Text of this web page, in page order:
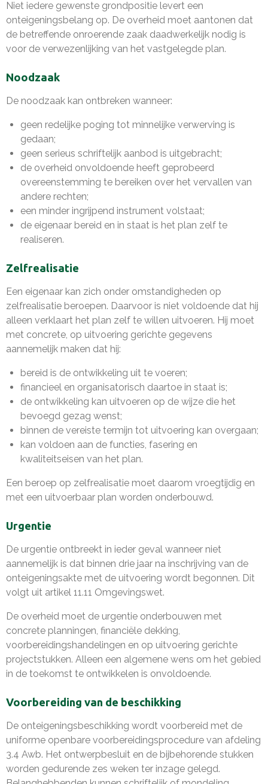
Niet iedere gewenste grondpositie levert een
onteigeningsbelang op. De overheid moet aantonen dat
de betreffende onroerende zaak daadwerkelijk nodig is
voor de verwezenlijking van het vastgelegde plan.
Noodzaak
De noodzaak kan ontbreken wanneer:
geen redelijke poging tot minnelijke verwerving is
gedaan;
geen serieus schriftelijk aanbod is uitgebracht;
de overheid onvoldoende heeft geprobeerd
overeenstemming te bereiken over het vervallen van
andere rechten;
een minder ingrijpend instrument volstaat;
de eigenaar bereid en in staat is het plan zelf te
realiseren.
Zelfrealisatie
Een eigenaar kan zich onder omstandigheden op
zelfrealisatie beroepen. Daarvoor is niet voldoende dat hij
alleen verklaart het plan zelf te willen uitvoeren. Hij moet
met concrete, op uitvoering gerichte gegevens
aannemelijk maken dat hij:
bereid is de ontwikkeling uit te voeren;
financieel en organisatorisch daartoe in staat is;
de ontwikkeling kan uitvoeren op de wijze die het
bevoegd gezag wenst;
binnen de vereiste termijn tot uitvoering kan overgaan;
kan voldoen aan de functies, fasering en
kwaliteitseisen van het plan.
Een beroep op zelfrealisatie moet daarom vroegtijdig en
met een uitvoerbaar plan worden onderbouwd.
Urgentie
De urgentie ontbreekt in ieder geval wanneer niet
aannemelijk is dat binnen drie jaar na inschrijving van de
onteigeningsakte met de uitvoering wordt begonnen. Dit
volgt uit artikel 11.11 Omgevingswet.
De overheid moet de urgentie onderbouwen met
concrete planningen, financiële dekking,
voorbereidingshandelingen en op uitvoering gerichte
projectstukken. Alleen een algemene wens om het gebied
in de toekomst te ontwikkelen is onvoldoende.
Voorbereiding van de beschikking
De onteigeningsbeschikking wordt voorbereid met de
uniforme openbare voorbereidingsprocedure van afdeling
3.4 Awb. Het ontwerpbesluit en de bijbehorende stukken
worden gedurende zes weken ter inzage gelegd.